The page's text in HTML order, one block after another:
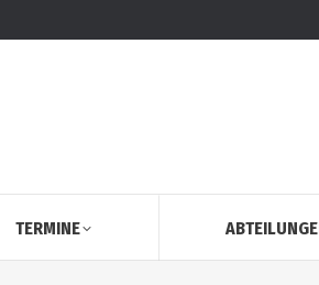
TERMINE